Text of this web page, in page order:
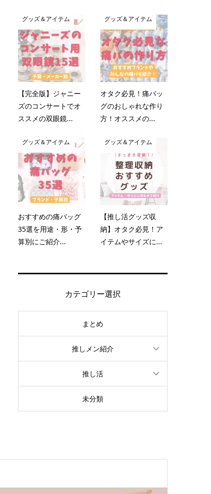
グッズ＆アイテム
【完全版】ジャニー
ズのコンサートでオ
ススメの双眼鏡...
グッズ＆アイテム
オタク必見！痛バッ
グのおしゃれな作り
方！オススメの...
グッズ＆アイテム
おすすめの痛バッグ
35選を用途・形・予
算別にご紹介...
グッズ＆アイテム
【推し活グッズ収
納】オタク必見！ア
イテムやサイズに...
カテゴリー選択
まとめ
推しメン紹介
推し活
未分類